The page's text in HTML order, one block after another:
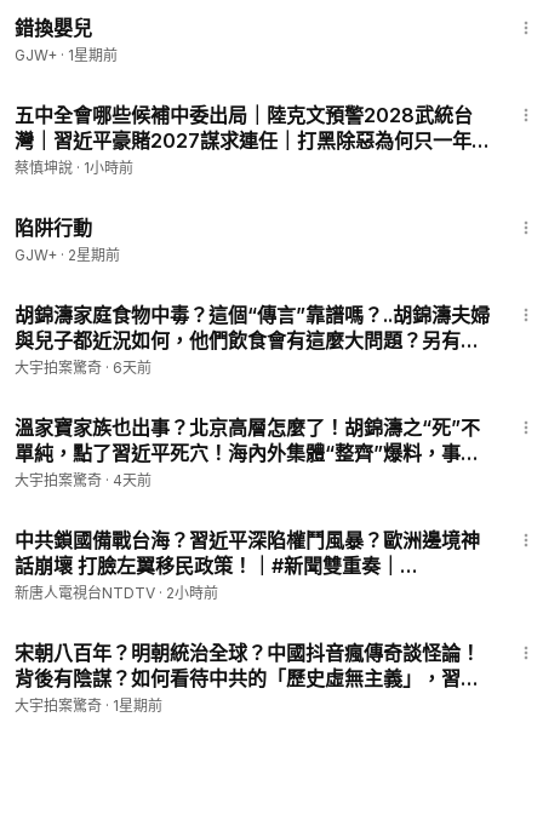
錯換嬰兒
GJW+ · 1星期前
五中全會哪些候補中委出局｜陸克文預警2028武統台
灣｜習近平豪賭2027謀求連任｜打黑除惡為何只一年
｜（20260806第1179期）#熱門話題
蔡慎坤說 · 1小時前
陷阱行動
GJW+ · 2星期前
胡錦濤家庭食物中毒？這個“傳言”靠譜嗎？..胡錦濤夫婦
與兒子都近況如何，他們飲食會有這麼大問題？另有爆
料說前領導人“被拔管”？這些事情該怎麼看｜大宇拍案
大宇拍案驚奇 · 6天前
溫家寶家族也出事？北京高層怎麼了！胡錦濤之“死”不
單純，點了習近平死穴！海內外集體“整齊”爆料，事出
必有因！胡錦濤家族到底有沒有事？秦楓出爾反爾惹人
大宇拍案驚奇 · 4天前
中共鎖國備戰台海？習近平深陷權鬥風暴？歐洲邊境神
話崩壞 打臉左翼移民政策！｜#新聞雙重奏｜
20260806 (四)｜新聞大視野
新唐人電視台NTDTV · 2小時前
宋朝八百年？明朝統治全球？中國抖音瘋傳奇談怪論！
背後有陰謀？如何看待中共的「歷史虛無主義」，習近
平借殼上市的“文化自信”催生出了什麼怪胎｜大宇拍案
大宇拍案驚奇 · 1星期前